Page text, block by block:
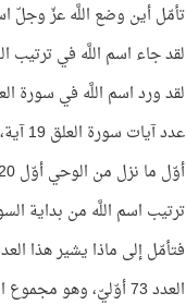
تأمّل أين وضع اللَّه عزّ وجلّ
لقد جاء اسم اللَّه في ترتيب الكلمة رقم 53 من
لقد ورد اسم اللَّه في سورة العلق
عدد آيات سورة العلق 19 آية، وقد جاء اسم اللَّه قبل 19 كلمة من نهاية السورة!
أوّل ما نزل من الوحي أوّل 20 كلمة من سورة العلق، ومن نهاية السورة حتى اسم اللَّه 20 كلمة!
ترتيب اسم اللَّه من بداية السورة رقم 53، ومن نهاية السورة رقم 20،
فتأمّل إلى ماذا يشير هذا
العدد 73 أوّليّ، وهو مجموع الترتيب الهجائي لأحرف اسم اللَّه!